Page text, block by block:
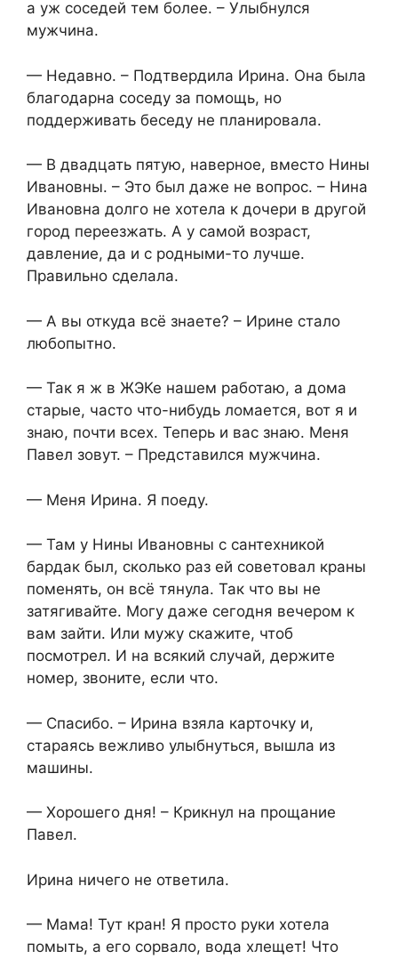
а уж соседей тем более. – Улыбнулся
мужчина.
— Недавно. – Подтвердила Ирина. Она была
благодарна соседу за помощь, но
поддерживать беседу не планировала.
— В двадцать пятую, наверное, вместо Нины
Ивановны. – Это был даже не вопрос. – Нина
Ивановна долго не хотела к дочери в другой
город переезжать. А у самой возраст,
давление, да и с родными-то лучше.
Правильно сделала.
— А вы откуда всё знаете? – Ирине стало
любопытно.
— Так я ж в ЖЭКе нашем работаю, а дома
старые, часто что-нибудь ломается, вот я и
знаю, почти всех. Теперь и вас знаю. Меня
Павел зовут. – Представился мужчина.
— Меня Ирина. Я поеду.
— Там у Нины Ивановны с сантехникой
бардак был, сколько раз ей советовал краны
поменять, он всё тянула. Так что вы не
затягивайте. Могу даже сегодня вечером к
вам зайти. Или мужу скажите, чтоб
посмотрел. И на всякий случай, держите
номер, звоните, если что.
— Спасибо. – Ирина взяла карточку и,
стараясь вежливо улыбнуться, вышла из
машины.
— Хорошего дня! – Крикнул на прощание
Павел.
Ирина ничего не ответила.
— Мама! Тут кран! Я просто руки хотела
помыть, а его сорвало, вода хлещет! Что